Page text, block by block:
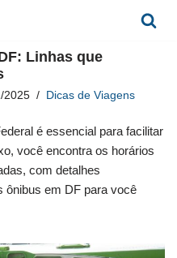
Linhas que
2025 Dicas de Viagens
é essencial para facilitar
você encontra os horários
com detalhes
ônibus em DF para você